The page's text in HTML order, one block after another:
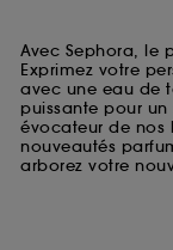
Avec Sephora, le
Exprimez votre
avec une eau de
puissante pour un
évocateur de nos
nouveautés
arborez votre